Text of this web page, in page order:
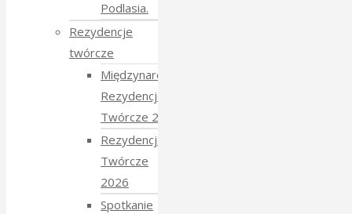
Podlasia.
Rezydencje
twórcze
Międzynarodowe
Rezydencje
Twórcze 2026
Rezydencje
Twórcze
2026
Spotkanie